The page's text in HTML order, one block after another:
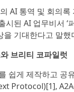
AI 통역 및 회의
된 AI 업무비서
을 기대한다고 말했
브리티 코파일럿
쉽게 제작하고 공
Protocol)[1],